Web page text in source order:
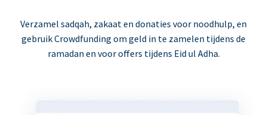
Verzamel sadqah, zakaat en donaties voor noodhulp, en
gebruik Crowdfunding om geld in te zamelen tijdens de
ramadan en voor offers tijdens Eid ul Adha.